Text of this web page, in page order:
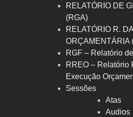
RELATÓRIO DE
(RGA)
RELATÓRIO R.
ORÇAMENTÁRIA
RGF – Relatório
RREO – Relatório
Execução
Sessões
Atas
Audios